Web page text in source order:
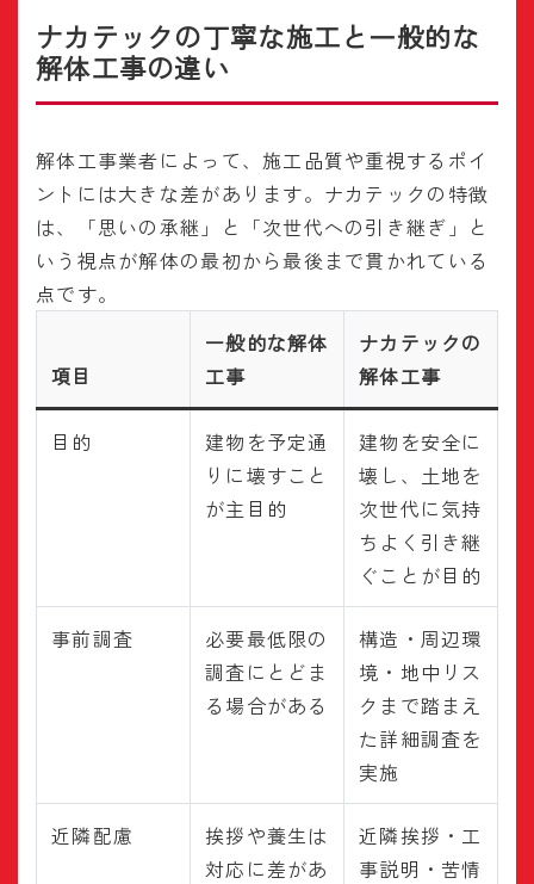
ナカテックの丁寧な施工と一般的な
解体工事の違い
解体工事業者によって、施工品質や重視するポイ
ントには大きな差があります。ナカテックの特徴
は、「思いの承継」と「次世代への引き継ぎ」と
いう視点が解体の最初から最後まで貫かれている
点です。
項目
一般的な解体
工事
ナカテックの
解体工事
目的
建物を予定通
りに壊すこと
が主目的
建物を安全に
壊し、土地を
次世代に気持
ちよく引き継
ぐことが目的
事前調査
必要最低限の
調査にとどま
る場合がある
構造・周辺環
境・地中リス
クまで踏まえ
た詳細調査を
実施
近隣配慮
挨拶や養生は
対応に差があ
近隣挨拶・工
事説明・苦情